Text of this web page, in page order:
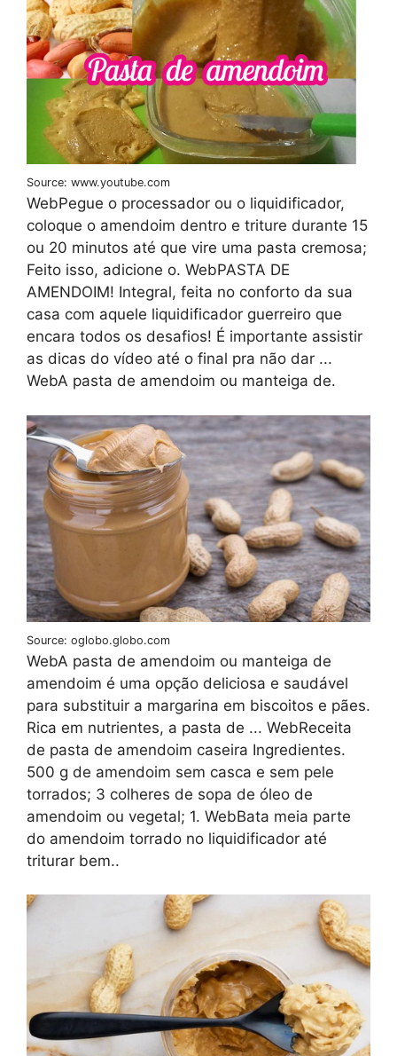
Source: www.youtube.com
WebPegue o processador ou o liquidificador,
coloque o amendoim dentro e triture durante 15
ou 20 minutos até que vire uma pasta cremosa;
Feito isso, adicione o. WebPASTA DE
AMENDOIM! Integral, feita no conforto da sua
casa com aquele liquidificador guerreiro que
encara todos os desafios! É importante assistir
as dicas do vídeo até o final pra não dar ...
WebA pasta de amendoim ou manteiga de.
Source: oglobo.globo.com
WebA pasta de amendoim ou manteiga de
amendoim é uma opção deliciosa e saudável
para substituir a margarina em biscoitos e pães.
Rica em nutrientes, a pasta de ... WebReceita
de pasta de amendoim caseira Ingredientes.
500 g de amendoim sem casca e sem pele
torrados; 3 colheres de sopa de óleo de
amendoim ou vegetal; 1. WebBata meia parte
do amendoim torrado no liquidificador até
triturar bem..